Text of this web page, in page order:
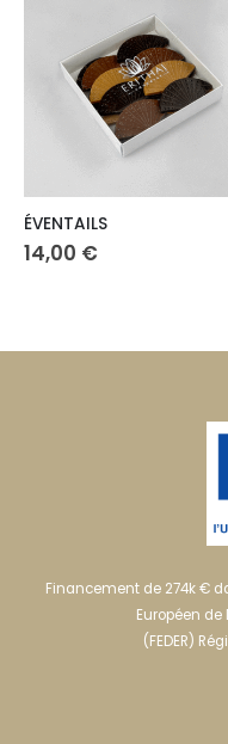
9,80€
Financement de 274k €
Européen
(FEDER)